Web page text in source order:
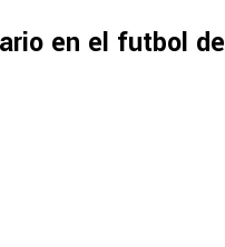
en el futbol de